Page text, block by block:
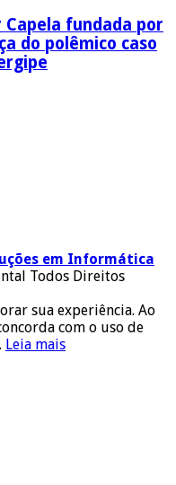
Capela fundada por
do polêmico caso
em Informática
Todos Direitos
sua experiência. Ao
com o uso de
Leia mais